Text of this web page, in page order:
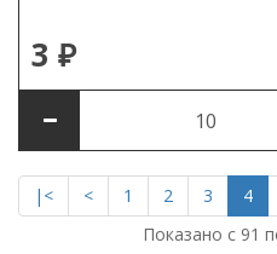
3 ₽
|< < 1 2 3 4
Показано с 91